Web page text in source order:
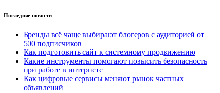
Последние новости
Бренды всё чаще выбирают блогеров с аудиторией от
500 подписчиков
Как подготовить сайт к системному продвижению
Какие инструменты помогают повысить безопасность
при работе в интернете
Как цифровые сервисы меняют рынок частных
объявлений